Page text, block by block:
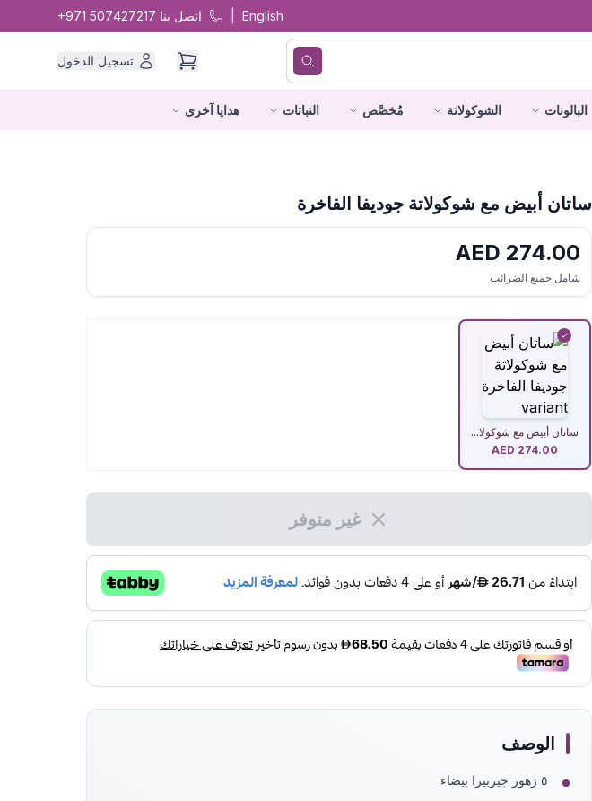
English اتصل بنا +971 507427217
تسجيل الدخول
البالونات الشوكولاتة مُخصَّص النباتات هدايا آخرى
ساتان أبيض مع شوكولاتة جوديفا الفاخرة
274.00
شامل جميع الضرائب
ساتان أبيض مع شوكولا...
AED 274.00
غير متوفر
الوصف
٥ زهور جيربيرا بيضاء